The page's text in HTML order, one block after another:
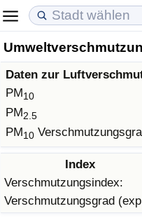
Daten zur
PM10
PM2.5
PM10
Index
Verschmutzungsindex:
Verschmutzungsgrad
Lebenshaltungskosten
Lebenshaltungskosten-
Lebenshaltungskosten-
Lebenshaltungskosten-
in Akaba
Immobilienpreise
Immobilienpreis-Index
Immobilienpreis-Index
Immobilienpreis-Index
Lebensqualität
Lebensqualität-Index
Lebensqualität-Index
Lebensqualitätsindex
Kriminalität